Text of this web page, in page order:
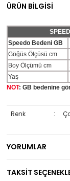
ÜRÜN BİLGİSİ
Speedo Bedeni GB
Göğüs Ölçüsü cm
Boy Ölçümü cm
Yaş
NOT: GB bedenine
Renk :
YORUMLAR
TAKSİT